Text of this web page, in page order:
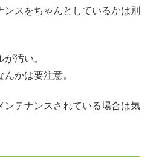
スをちゃんとしているかは別
汚い。
かは要注意。
ンテナンスされている場合は気